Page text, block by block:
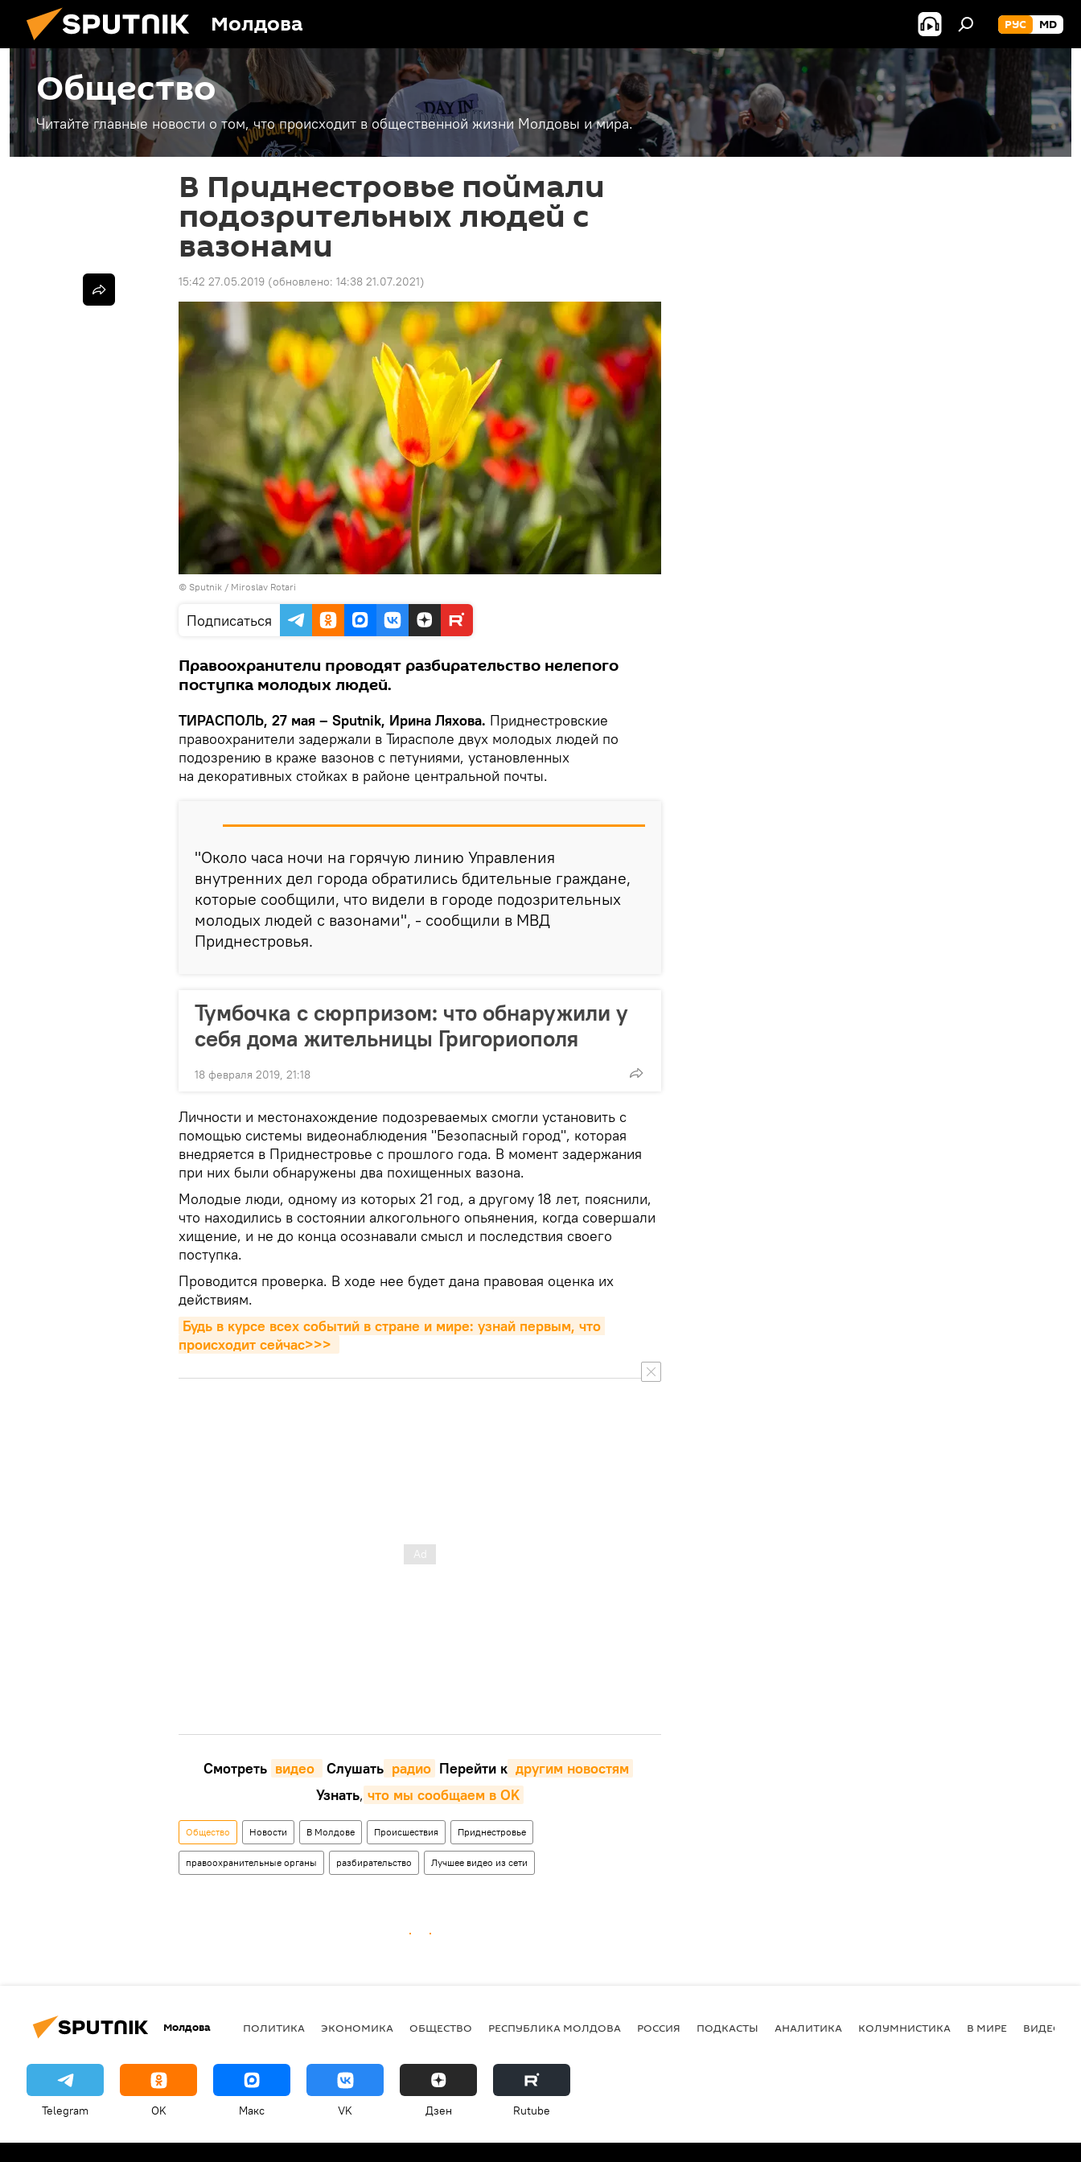
Молдова РУС MD
Общество
Читайте главные новости о том, что происходит в общественной жизни Молдовы и мира.
В Приднестровье поймали
подозрительных людей с
вазонами
15:42 27.05.2019 (обновлено: 14:38 21.07.2021)
© Sputnik / Miroslav Rotari
Подписаться
Правоохранители проводят разбирательство нелепого
поступка молодых людей.
ТИРАСПОЛЬ, 27 мая – Sputnik, Ирина Ляхова. Приднестровские
правоохранители задержали в Тирасполе двух молодых людей по
подозрению в краже вазонов с петуниями, установленных
на декоративных стойках в районе центральной почты.
"Около часа ночи на горячую линию Управления
внутренних дел города обратились бдительные граждане,
которые сообщили, что видели в городе подозрительных
молодых людей с вазонами", - сообщили в МВД
Приднестровья.
Тумбочка с сюрпризом: что обнаружили у
себя дома жительницы Григориополя
18 февраля 2019, 21:18
Личности и местонахождение подозреваемых смогли установить с
помощью системы видеонаблюдения "Безопасный город", которая
внедряется в Приднестровье с прошлого года. В момент задержания
при них были обнаружены два похищенных вазона.
Молодые люди, одному из которых 21 год, а другому 18 лет, пояснили,
что находились в состоянии алкогольного опьянения, когда совершали
хищение, и не до конца осознавали смысл и последствия своего
поступка.
Проводится проверка. В ходе нее будет дана правовая оценка их
действиям.
Будь в курсе всех событий в стране и мире: узнай первым, что
происходит сейчаc>>>
Смотреть видео Cлушать радио Перейти к другим новостям
Узнать, что мы сообщаем в OK
Общество Новости В Молдове Происшествия Приднестровье
правоохранительные органы разбирательство Лучшее видео из сети
Молдова ПОЛИТИКА ЭКОНОМИКА ОБЩЕСТВО РЕСПУБЛИКА МОЛДОВА РОССИЯ ПОДКАСТЫ АНАЛИТИКА КОЛУМНИСТИКА В МИРЕ ВИДЕО
Telegram OK Макс VK Дзен Rutube